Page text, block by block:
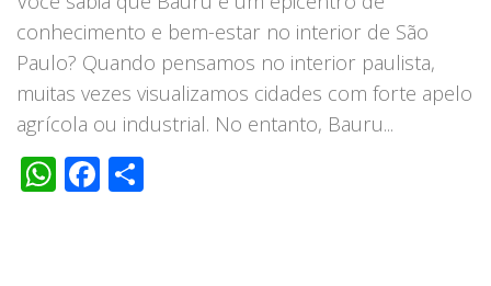
conhecimento e bem-estar no interior de São
Paulo? Quando pensamos no interior paulista,
muitas vezes visualizamos cidades com forte apelo
agrícola ou industrial. No entanto, Bauru...
WhatsApp
Facebook